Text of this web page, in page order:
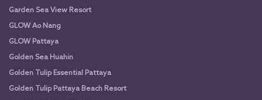
Garden Sea View Resort
GLOW Ao Nang
GLOW Pattaya
Golden Sea Huahin
Golden Tulip Essential Pattaya
Golden Tulip Pattaya Beach Resort